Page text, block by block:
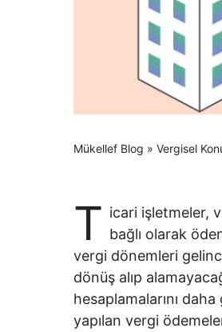
Mükellef Blog » Vergisel
T icari işletmeler,
bağlı olarak
vergi dönemleri
dönüş alıp
hesaplamalarını
yapılan vergi